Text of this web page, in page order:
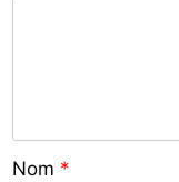
Nom *